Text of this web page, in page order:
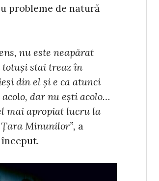
probleme de natură
nu este neapărat
stai treaz în
din el și e ca atunci
dar nu ești acolo…
mai apropiat lucru la
Minunilor”, a